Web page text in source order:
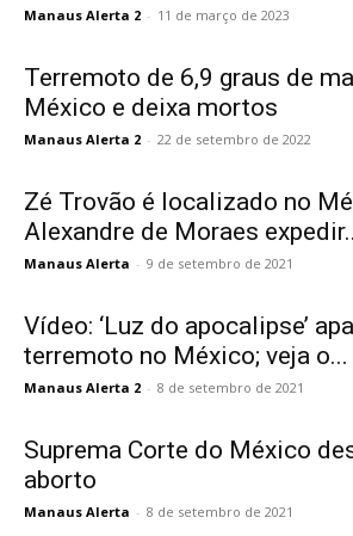
Manaus Alerta 2 - 11 de março de 2023
Terremoto de 6,9 graus de
México e deixa mortos
Manaus Alerta 2 - 22 de setembro de 2022
Zé Trovão é localizado no
Alexandre de Moraes
Manaus Alerta - 9 de setembro de 2021
Vídeo: ‘Luz do apocalipse’
terremoto no México; veja o...
Manaus Alerta 2 - 8 de setembro de 2021
Suprema Corte do México
aborto
Manaus Alerta - 8 de setembro de 2021